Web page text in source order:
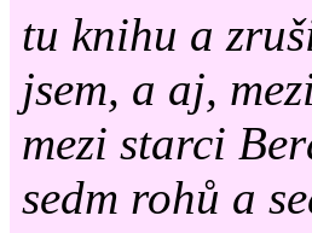
tu knihu a
jsem, a aj,
mezi starci
sedm rohů a